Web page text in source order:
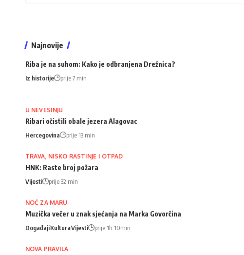
Najnovije
Riba je na suhom: Kako je odbranjena Drežnica?
Iz historije prije 7 min
U NEVESINJU
Ribari očistili obale jezera Alagovac
Hercegovina prije 13 min
TRAVA, NISKO RASTINJE I OTPAD
HNK: Raste broj požara
Vijesti prije 32 min
NOĆ ZA MARU
Muzička večer u znak sjećanja na Marka Govorčina
DogađajiKulturaVijesti prije 1h 10min
NOVA PRAVILA